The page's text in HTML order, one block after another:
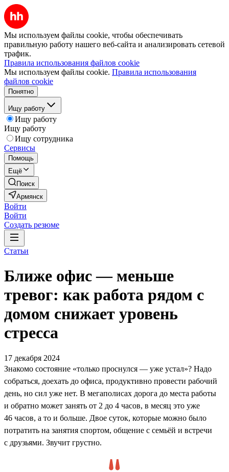
Мы используем файлы cookie, чтобы обеспечивать
правильную работу нашего веб-сайта и анализировать сетевой
трафик.
Правила использования файлов cookie
Мы используем файлы cookie. Правила использования
файлов cookie
Понятно
Ищу работу
Ищу работу
Ищу работу
Ищу сотрудника
Сервисы
Помощь
Ещё
Поиск
Армянск
Войти
Войти
Создать резюме
Статьи
Ближе офис — меньше
тревог: как работа рядом с
домом снижает уровень
стресса
17 декабря 2024
Знакомо состояние «только проснулся — уже устал»? Надо
собраться, доехать до офиса, продуктивно провести рабочий
день, но сил уже нет. В мегаполисах дорога до места работы
и обратно может занять от 2 до 4 часов, в месяц это уже
46 часов, а то и больше. Двое суток, которые можно было
потратить на занятия спортом, общение с семьёй и встречи
с друзьями. Звучит грустно.